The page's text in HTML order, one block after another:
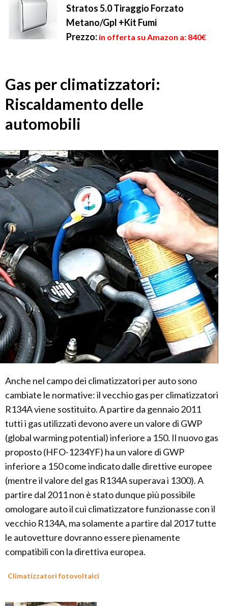
Stratos 5.0 Tiraggio Forzato
Metano/Gpl +Kit Fumi
Prezzo: in offerta su Amazon a: 840€
Gas per climatizzatori:
Riscaldamento delle
automobili
Anche nel campo dei climatizzatori per auto sono
cambiate le normative: il vecchio gas per climatizzatori
R134A viene sostituito. A partire da gennaio 2011
tutti i gas utilizzati devono avere un valore di GWP
(global warming potential) inferiore a 150. Il nuovo gas
proposto (HFO-1234YF) ha un valore di GWP
inferiore a 150 come indicato dalle direttive europee
(mentre il valore del gas R134A superava i 1300). A
partire dal 2011 non è stato dunque più possibile
omologare auto il cui climatizzatore funzionasse con il
vecchio R134A, ma solamente a partire dal 2017 tutte
le autovetture dovranno essere pienamente
compatibili con la direttiva europea.
Climatizzatori fotovoltaici